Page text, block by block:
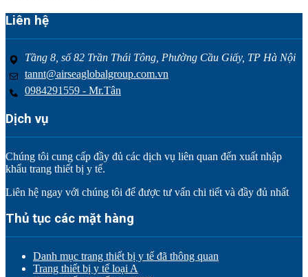
Liên hệ
Tầng 8, số 82 Trần Thái Tông, Phường Cầu Giấy, TP Hà Nội
tannt@airseaglobalgroup.com.vn
0984291559 - Mr.Tân
Dịch vụ
Chúng tôi cung cấp đầy đủ các dịch vụ liên quan đến xuất nhập
khẩu trang thiết bị y tế.
Liên hệ ngay với chúng tôi để được tư vấn chi tiết và đầy đủ nhất
Thủ tục các mặt hàng
Danh mục trang thiết bị y tế đã thông quan
Trang thiết bị y tế loại A